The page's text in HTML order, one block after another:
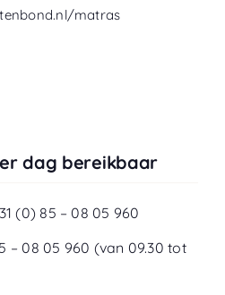
matras
dag bereikbaar
(0) 85 – 08 05 960
– 08 05 960 (van 09.30 tot